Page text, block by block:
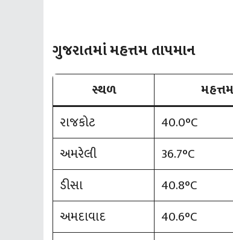
ગુજરાતમાં મહત્તમ તાપમાન
સ્થળ
રાજકોટ
40.0°C
અમરેલી
36.7°C
ડીસા
40.8°C
અમદાવાદ
40.6°C